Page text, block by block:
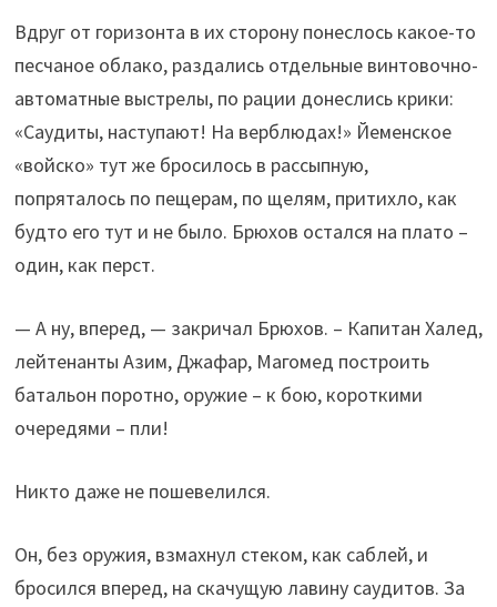
Вдруг от горизонта в их сторону понеслось какое-то
песчаное облако, раздались отдельные винтовочно-
автоматные выстрелы, по рации донеслись крики:
«Саудиты, наступают! На верблюдах!» Йеменское
«войско» тут же бросилось в рассыпную,
попряталось по пещерам, по щелям, притихло, как
будто его тут и не было. Брюхов остался на плато –
один, как перст.
— А ну, вперед, — закричал Брюхов. – Капитан Халед,
лейтенанты Азим, Джафар, Магомед построить
батальон поротно, оружие – к бою, короткими
очередями – пли!
Никто даже не пошевелился.
Он, без оружия, взмахнул стеком, как саблей, и
бросился вперед, на скачущую лавину саудитов. За